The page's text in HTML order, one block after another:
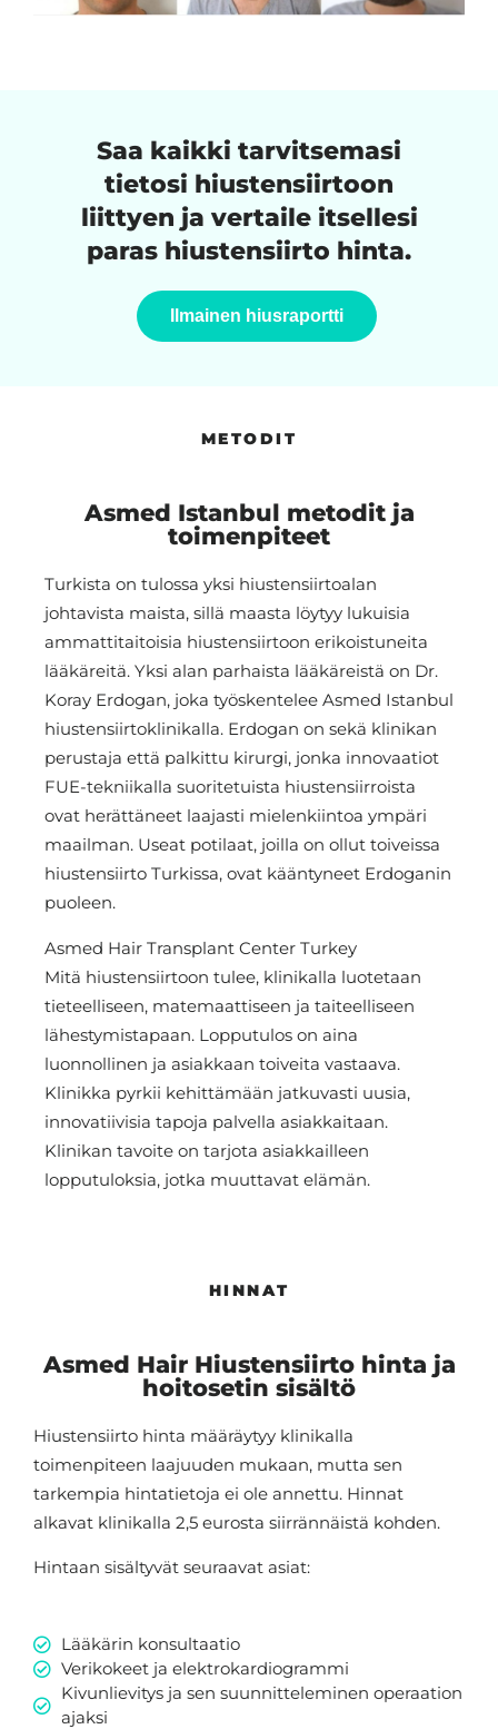
Saa kaikki tarvitsemasi
tietosi hiustensiirtoon
liittyen ja vertaile itsellesi
paras hiustensiirto hinta.
Ilmainen hiusraportti
METODIT
Asmed Istanbul metodit ja
toimenpiteet
Turkista on tulossa yksi hiustensiirtoalan
johtavista maista, sillä maasta löytyy lukuisia
ammattitaitoisia hiustensiirtoon erikoistuneita
lääkäreitä. Yksi alan parhaista lääkäreistä on Dr.
Koray Erdogan, joka työskentelee Asmed Istanbul
hiustensiirtoklinikalla. Erdogan on sekä klinikan
perustaja että palkittu kirurgi, jonka innovaatiot
FUE-tekniikalla suoritetuista hiustensiirroista
ovat herättäneet laajasti mielenkiintoa ympäri
maailman. Useat potilaat, joilla on ollut toiveissa
hiustensiirto Turkissa, ovat kääntyneet Erdoganin
puoleen.
Asmed Hair Transplant Center Turkey
Mitä hiustensiirtoon tulee, klinikalla luotetaan
tieteelliseen, matemaattiseen ja taiteelliseen
lähestymistapaan. Lopputulos on aina
luonnollinen ja asiakkaan toiveita vastaava.
Klinikka pyrkii kehittämään jatkuvasti uusia,
innovatiivisia tapoja palvella asiakkaitaan.
Klinikan tavoite on tarjota asiakkailleen
lopputuloksia, jotka muuttavat elämän.
HINNAT
Asmed Hair Hiustensiirto hinta ja
hoitosetin sisältö
Hiustensiirto hinta määräytyy klinikalla
toimenpiteen laajuuden mukaan, mutta sen
tarkempia hintatietoja ei ole annettu. Hinnat
alkavat klinikalla 2,5 eurosta siirrännäistä kohden.
Hintaan sisältyvät seuraavat asiat:
Lääkärin konsultaatio
Verikokeet ja elektrokardiogrammi
Kivunlievitys ja sen suunnitteleminen operaation
ajaksi